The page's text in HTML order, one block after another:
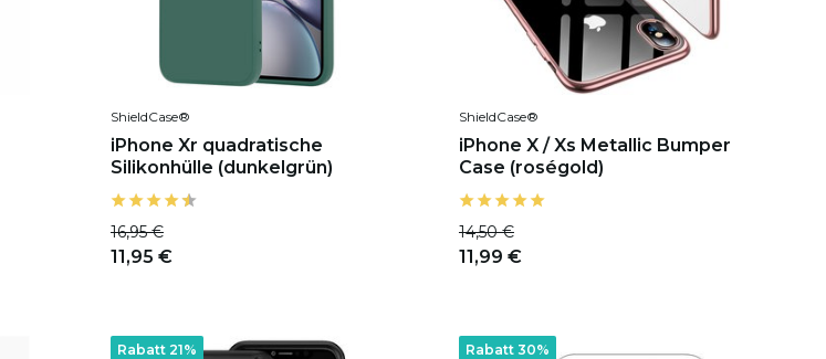
ShieldCase®
iPhone Xr quadratische
Silikonhülle (dunkelgrün)
16,95 €
11,95 €
ShieldCase®
iPhone X / Xs Metallic Bumper
Case (roségold)
14,50 €
11,99 €
Rabatt 21% Rabatt 30%